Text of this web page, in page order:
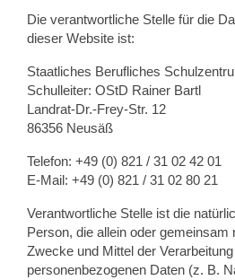
Die verantwortliche Stelle für die
dieser Website ist:
Staatliches Berufliches
Schulleiter: OStD Rainer Bartl
Landrat-Dr.-Frey-Str. 12
86356 Neusäß
Telefon: +49 (0) 821 / 31 02 42 01
E-Mail: +49 (0) 821 / 31 02 80 21
Verantwortliche Stelle ist die
Person, die allein oder gemeinsam
Zwecke und Mittel der
personenbezogenen Daten (z. B.